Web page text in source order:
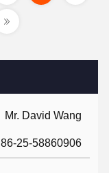
Mr. David Wang
86-25-58860906